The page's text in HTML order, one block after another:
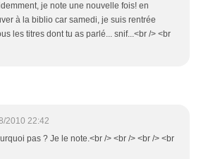
je note une nouvelle fois! en
à la biblio car samedi, je suis rentrée
les titres dont tu as parlé... snif...<br /> <br
2010 22:42
pas ? Je le note.<br /> <br /> <br /> <br